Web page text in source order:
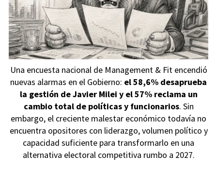
Una encuesta nacional de Management & Fit encendió
nuevas alarmas en el Gobierno: el 58,6% desaprueba
la gestión de Javier Milei y el 57% reclama un
cambio total de políticas y funcionarios. Sin
embargo, el creciente malestar económico todavía no
encuentra opositores con liderazgo, volumen político y
capacidad suficiente para transformarlo en una
alternativa electoral competitiva rumbo a 2027.